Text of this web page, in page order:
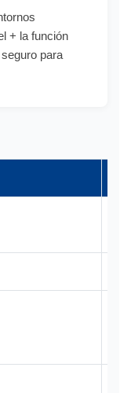
+ la función
para